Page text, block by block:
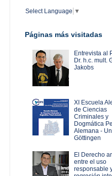
Select Language ▼
Páginas más visitadas
Entrevista al
Dr. h.c. mult.
Jakobs
XI Escuela
de Ciencias
Criminales y
Dogmática
Alemana -
Göttingen
El Derecho
entre el uso
responsable